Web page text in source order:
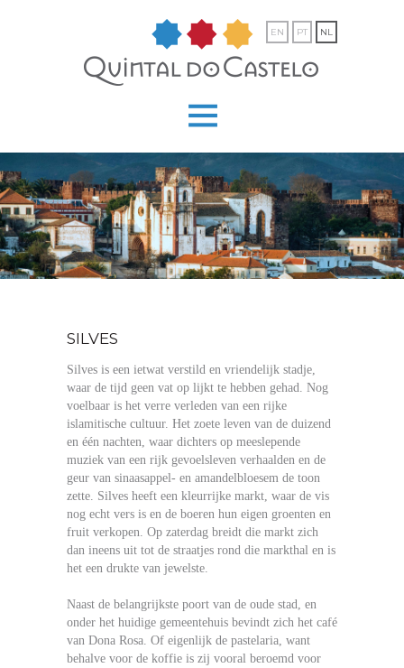
EN PT NL
SILVES
Silves is een ietwat verstild en vriendelijk stadje,
waar de tijd geen vat op lijkt te hebben gehad. Nog
voelbaar is het verre verleden van een rijke
islamitische cultuur. Het zoete leven van de duizend
en één nachten, waar dichters op meeslepende
muziek van een rijk gevoelsleven verhaalden en de
geur van sinaasappel- en amandelbloesem de toon
zette. Silves heeft een kleurrijke markt, waar de vis
nog echt vers is en de boeren hun eigen groenten en
fruit verkopen. Op zaterdag breidt die markt zich
dan ineens uit tot de straatjes rond die markthal en is
het een drukte van jewelste.
Naast de belangrijkste poort van de oude stad, en
onder het huidige gemeentehuis bevindt zich het café
van Dona Rosa. Of eigenlijk de pastelaria, want
behalve voor de koffie is zij vooral beroemd voor